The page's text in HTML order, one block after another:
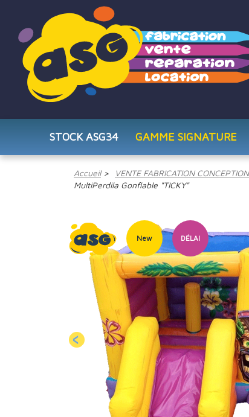
STOCK ASG34 GAMME SIGNATURE
Accueil VENTE FABRICATION
MultiPerdila Gonflable "TICKY"
New DÉLAI